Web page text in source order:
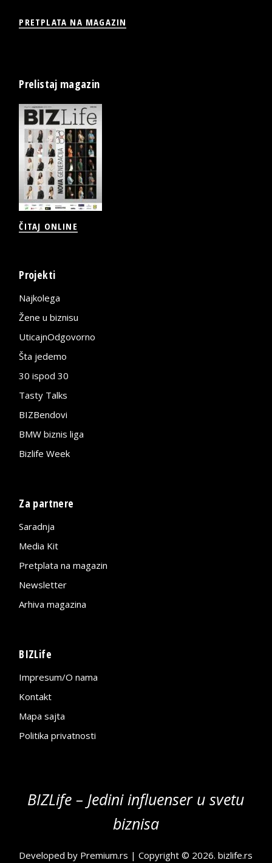
PRETPLATA NA MAGAZIN
Prelistaj magazin
ČITAJ ONLINE
Projekti
Najkolega
Žene u biznisu
UticajnOdgovorno
Šta jedemo
30 ispod 30
Tasty Talks
BIZBendovi
BMW biznis liga
Bizlife Week
Za partnere
Saradnja
Media Kit
Pretplata na magazin
Newsletter
Arhiva magazina
BIZLife
Impresum/O nama
Kontakt
Mapa sajta
Politika privatnosti
BIZLife – Jedini influenser u svetu
biznisa
Developed by Premium.rs | Copyright © 2026.bizlife.rs